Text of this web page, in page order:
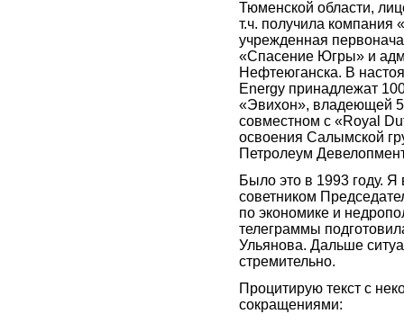
Тюменской области,
т.ч. получила компания
учрежденная
«Спасение Югры» и
Нефтеюганска. В
Energy принадлежат
«Эвихон», владеющей
совместном с «Royal
освоения Салымской
Петролеум
Было это в 1993 году.
советником
по экономике и
телеграммы
Ульянова. Дальше
стремительно.
Процитирую текст с
сокращениями: